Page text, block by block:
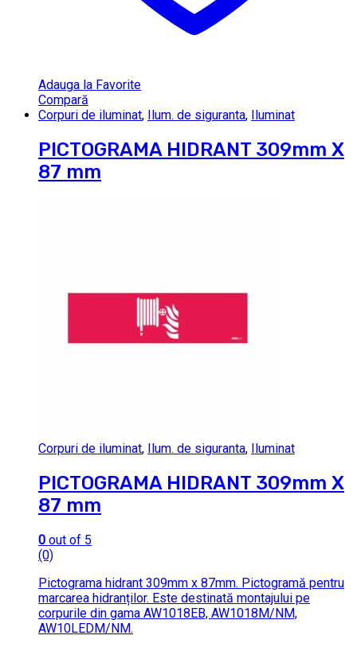
Adauga la Favorite
Compară
Corpuri de iluminat, Ilum. de siguranta, Iluminat
PICTOGRAMA HIDRANT 309mm X
87 mm
Corpuri de iluminat, Ilum. de siguranta, Iluminat
PICTOGRAMA HIDRANT 309mm X
87 mm
0 out of 5
(0)
Pictograma hidrant 309mm x 87mm. Pictogramă pentru
marcarea hidranților. Este destinată montajului pe
corpurile din gama AW1018EB, AW1018M/NM,
AW10LEDM/NM.